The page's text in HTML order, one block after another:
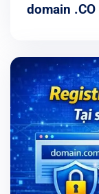
domain